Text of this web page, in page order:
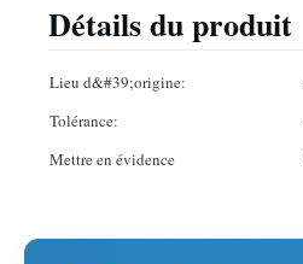
Détails du produit
Lieu d&#39;origine:
Tolérance:
Mettre en évidence